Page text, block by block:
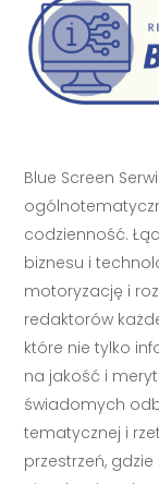
Blue Screen
codzienność.
biznesu i
motoryzację i
redaktorów
które nie tylko
na jakość i
świadomych
tematycznej i
przestrzeń,